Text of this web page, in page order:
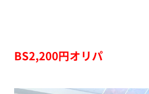
BS2,200円オリパ